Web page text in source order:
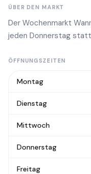
ÜBER DEN MARKT
Der Wochenmarkt
jeden Donnerstag
ÖFFNUNGSZEITEN
Montag
Dienstag
Mittwoch
Donnerstag
Freitag